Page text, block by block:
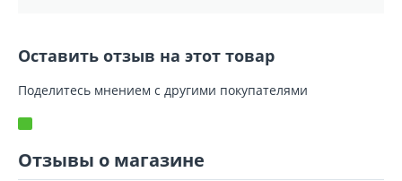
Оставить отзыв на этот товар
Поделитесь мнением с другими покупателями
Отзывы о магазине